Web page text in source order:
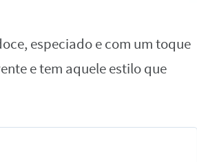
especiado e com um toque
e tem aquele estilo que